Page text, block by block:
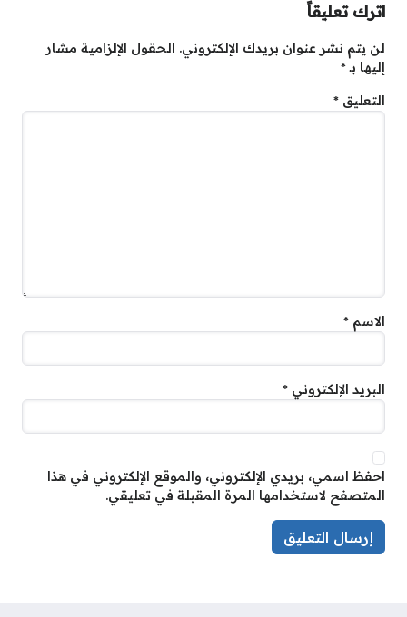
اترك تعليقاً
لن يتم نشر عنوان بريدك الإلكتروني. الحقول الإلزامية مشار
إليها بـ*
التعليق *
الاسم *
البريد الإلكتروني *
احفظ اسمي، بريدي الإلكتروني، والموقع الإلكتروني في هذا
المتصفح لاستخدامها المرة المقبلة في تعليقي.